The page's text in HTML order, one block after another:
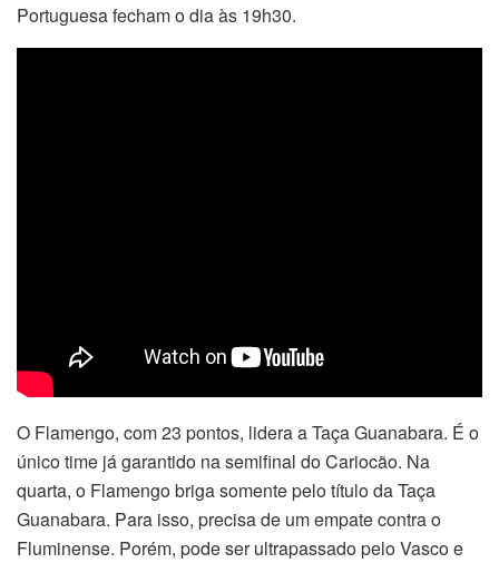
Portuguesa fecham o dia às 19h30.
O Flamengo, com 23 pontos, lidera a Taça Guanabara. É o
único time já garantido na semifinal do Cariocão. Na
quarta, o Flamengo briga somente pelo título da Taça
Guanabara. Para isso, precisa de um empate contra o
Fluminense. Porém, pode ser ultrapassado pelo Vasco e